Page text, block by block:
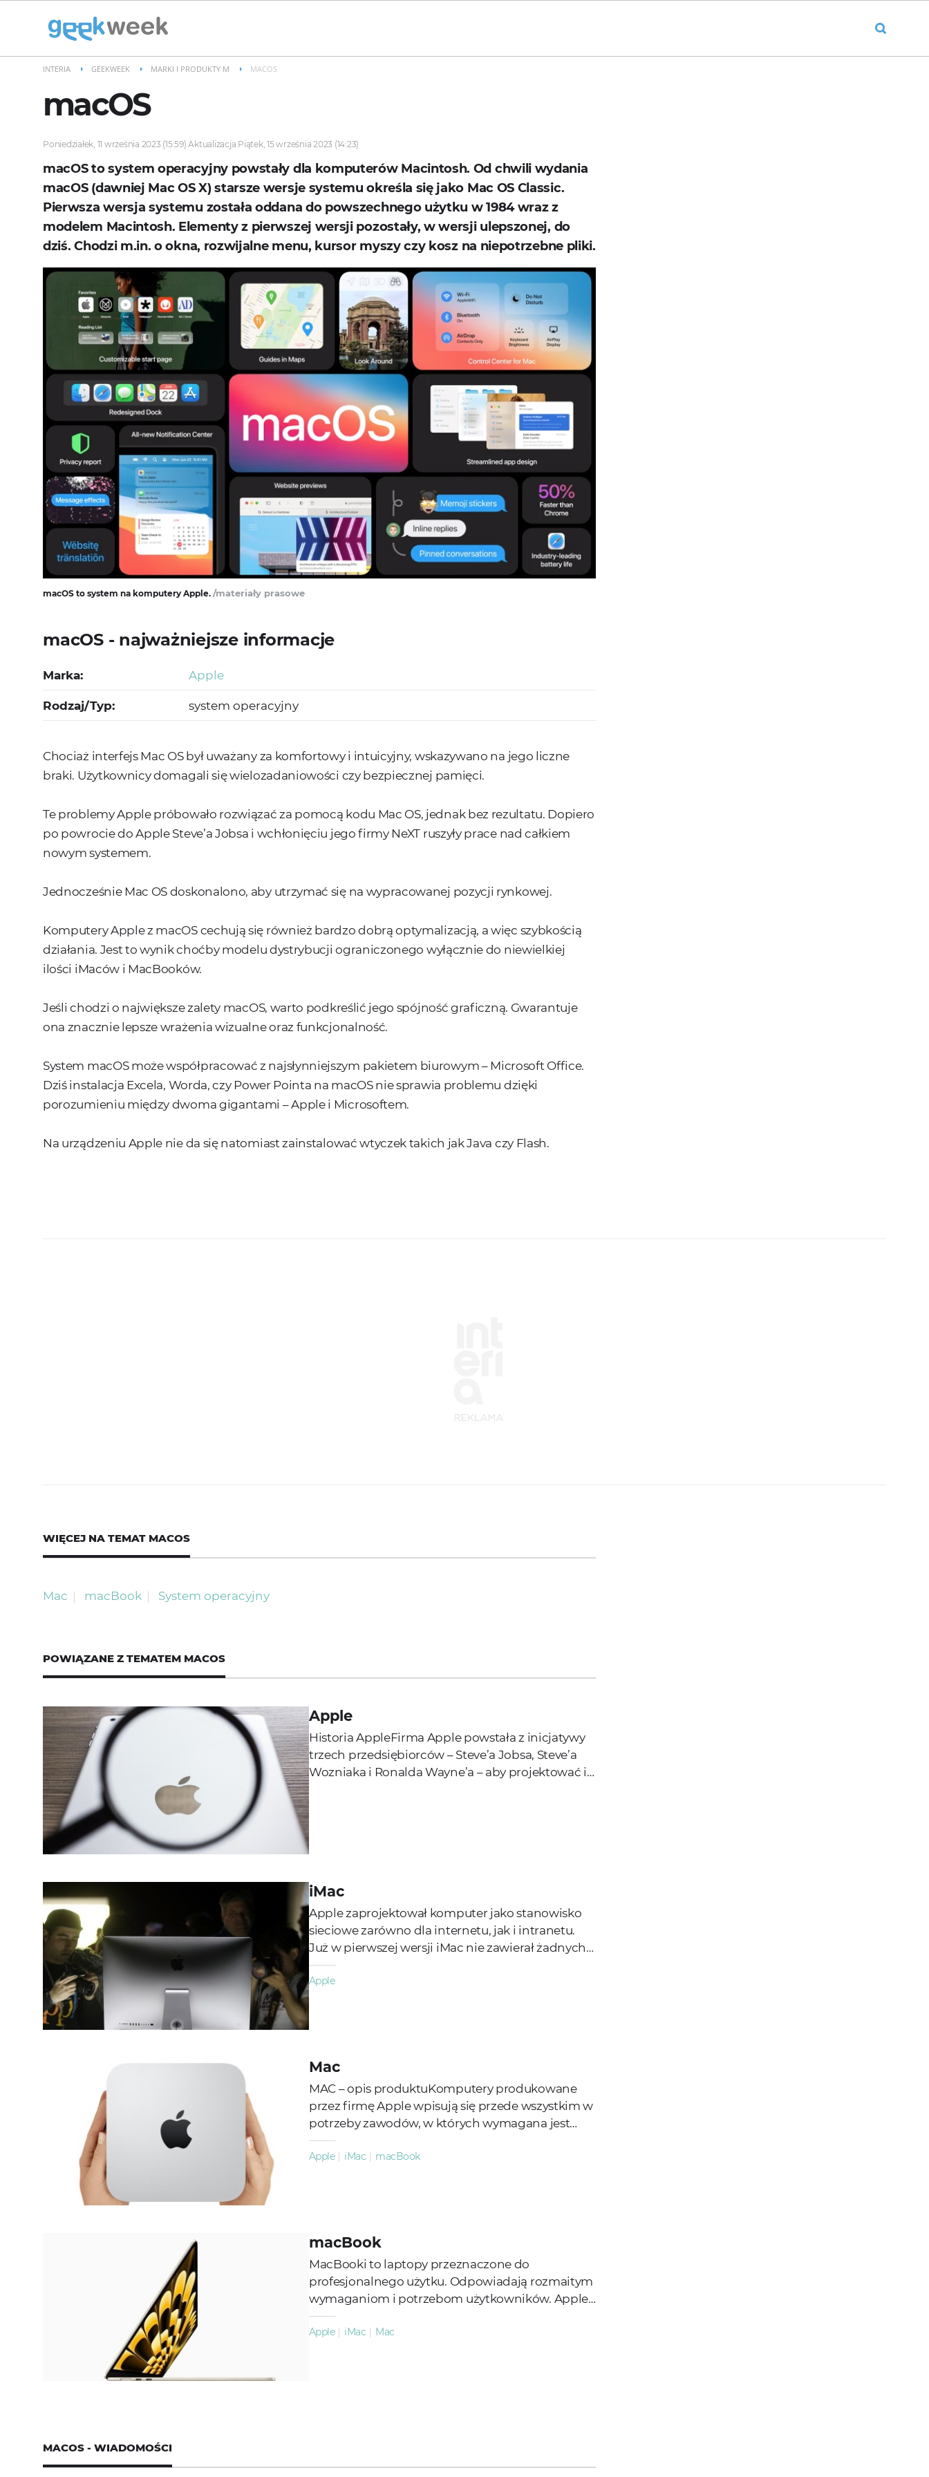
INTERIA GEEKWEEK MARKI I PRODUKTY M MACOS
macOS
Poniedziałek, 11 września 2023 (15:59) Aktualizacja Piątek, 15 września 2023 (14:23)
macOS to system operacyjny powstały dla komputerów Macintosh. Od chwili wydania
macOS (dawniej Mac OS X) starsze wersje systemu określa się jako Mac OS Classic.
Pierwsza wersja systemu została oddana do powszechnego użytku w 1984 wraz z
modelem Macintosh. Elementy z pierwszej wersji pozostały, w wersji ulepszonej, do
dziś. Chodzi m.in. o okna, rozwijalne menu, kursor myszy czy kosz na niepotrzebne pliki.
macOS to system na komputery Apple. /materiały prasowe
macOS - najważniejsze informacje
Marka: Apple
Rodzaj/Typ: system operacyjny
Chociaż interfejs Mac OS był uważany za komfortowy i intuicyjny, wskazywano na jego liczne
braki. Użytkownicy domagali się wielozadaniowości czy bezpiecznej pamięci.
Te problemy Apple próbowało rozwiązać za pomocą kodu Mac OS, jednak bez rezultatu. Dopiero
po powrocie do Apple Steve’a Jobsa i wchłonięciu jego firmy NeXT ruszyły prace nad całkiem
nowym systemem.
Jednocześnie Mac OS doskonalono, aby utrzymać się na wypracowanej pozycji rynkowej.
Komputery Apple z macOS cechują się również bardzo dobrą optymalizacją, a więc szybkością
działania. Jest to wynik choćby modelu dystrybucji ograniczonego wyłącznie do niewielkiej
ilości iMaców i MacBooków.
Jeśli chodzi o największe zalety macOS, warto podkreślić jego spójność graficzną. Gwarantuje
ona znacznie lepsze wrażenia wizualne oraz funkcjonalność.
System macOS może współpracować z najsłynniejszym pakietem biurowym – Microsoft Office.
Dziś instalacja Excela, Worda, czy Power Pointa na macOS nie sprawia problemu dzięki
porozumieniu między dwoma gigantami – Apple i Microsoftem.
Na urządzeniu Apple nie da się natomiast zainstalować wtyczek takich jak Java czy Flash.
WIĘCEJ NA TEMAT MACOS
Mac macBook System operacyjny
POWIĄZANE Z TEMATEM MACOS
Apple
Historia AppleFirma Apple powstała z inicjatywy
trzech przedsiębiorców – Steve’a Jobsa, Steve’a
Wozniaka i Ronalda Wayne’a – aby projektować i
iMac
Apple zaprojektował komputer jako stanowisko
sieciowe zarówno dla internetu, jak i intranetu.
Już w pierwszej wersji iMac nie zawierał żadnych
stacji dyskietek, co uznawano za nietypową i...
Apple
Mac
MAC – opis produktuKomputery produkowane
przez firmę Apple wpisują się przede wszystkim w
potrzeby zawodów, w których wymagana jest
praca z wykorzystaniem nowych
technologii. Projektanci...
Apple iMac macBook
macBook
MacBooki to laptopy przeznaczone do
profesjonalnego użytku. Odpowiadają rozmaitym
wymaganiom i potrzebom użytkowników. Apple
udowadnia tym samym, że MacBook jako
przenośny komputer...
Apple iMac Mac
MACOS - WIADOMOŚCI